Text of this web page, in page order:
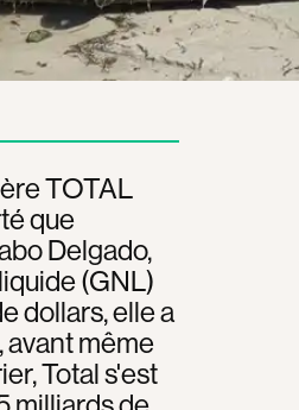
TOTAL
que
Delgado,
(GNL)
dollars, elle a
avant même
Total s'est